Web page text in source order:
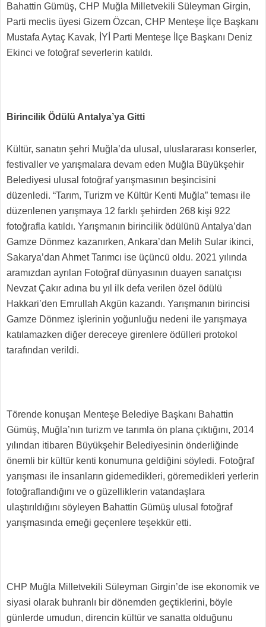
Bahattin Gümüş, CHP Muğla Milletvekili Süleyman Girgin,
Parti meclis üyesi Gizem Özcan, CHP Menteşe İlçe Başkanı
Mustafa Aytaç Kavak, İYİ Parti Menteşe İlçe Başkanı Deniz
Ekinci ve fotoğraf severlerin katıldı.
Birincilik Ödülü Antalya’ya Gitti
Kültür, sanatın şehri Muğla’da ulusal, uluslararası konserler,
festivaller ve yarışmalara devam eden Muğla Büyükşehir
Belediyesi ulusal fotoğraf yarışmasının beşincisini
düzenledi. “Tarım, Turizm ve Kültür Kenti Muğla” teması ile
düzenlenen yarışmaya 12 farklı şehirden 268 kişi 922
fotoğrafla katıldı. Yarışmanın birincilik ödülünü Antalya’dan
Gamze Dönmez kazanırken, Ankara’dan Melih Sular ikinci,
Sakarya’dan Ahmet Tarımcı ise üçüncü oldu. 2021 yılında
aramızdan ayrılan Fotoğraf dünyasının duayen sanatçısı
Nevzat Çakır adına bu yıl ilk defa verilen özel ödülü
Hakkari’den Emrullah Akgün kazandı. Yarışmanın birincisi
Gamze Dönmez işlerinin yoğunluğu nedeni ile yarışmaya
katılamazken diğer dereceye girenlere ödülleri protokol
tarafından verildi.
Törende konuşan Menteşe Belediye Başkanı Bahattin
Gümüş, Muğla’nın turizm ve tarımla ön plana çıktığını, 2014
yılından itibaren Büyükşehir Belediyesinin önderliğinde
önemli bir kültür kenti konumuna geldiğini söyledi. Fotoğraf
yarışması ile insanların gidemedikleri, göremedikleri yerlerin
fotoğraflandığını ve o güzelliklerin vatandaşlara
ulaştırıldığını söyleyen Bahattin Gümüş ulusal fotoğraf
yarışmasında emeği geçenlere teşekkür etti.
CHP Muğla Milletvekili Süleyman Girgin’de ise ekonomik ve
siyasi olarak buhranlı bir dönemden geçtiklerini, böyle
günlerde umudun, direncin kültür ve sanatta olduğunu